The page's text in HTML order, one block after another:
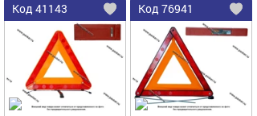
Код 41143
Добавить
избранное
Код 76941
в